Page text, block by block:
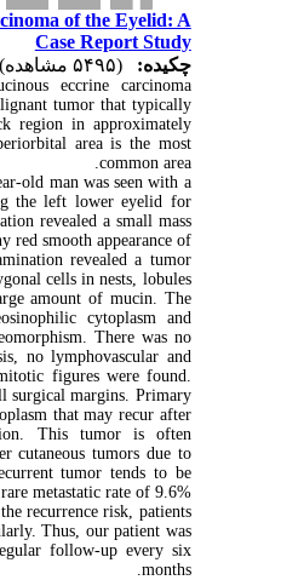
of the Eyelid: A
Case Report Study
چکیده:
eccrine carcinoma
tumor that typically
region in approximately
area is the most
common area.
old man was seen with a
the left lower eyelid for
revealed a small mass
red smooth appearance of
revealed a tumor
cells in nests, lobules
amount of mucin. The
cytoplasm and
There was no
no lymphovascular and
mitotic figures were found.
surgical margins. Primary
that may recur after
This tumor is often
cutaneous tumors due to
tumor tends to be
metastatic rate of 9.6%.
the recurrence risk, patients
Thus, our patient was
follow-up every six
months.